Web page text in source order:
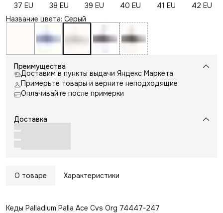
37 EU
38 EU 39 EU 40 EU 41 EU
42 EU
Название цвета: Серый
Преимущества
Доставим в пункты выдачи Яндекс Маркета
Примерьте товары и верните неподходящие
Оплачивайте после примерки
Доставка
О товаре Характеристики
Кеды Palladium Palla Ace Cvs Org 74447-247